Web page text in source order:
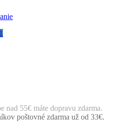
nad 55€ máte dopravu zdarma.
poštovné zdarma už od 33€.